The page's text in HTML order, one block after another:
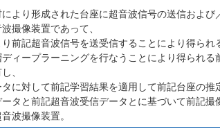
より形成された台座に超音波信号の送信およ
撮像装置であって、
前記超音波信号を送受信することにより得ら
ィープラーニングを行なうことにより得られ
、
に対して前記学習結果を適用して前記台座の
タと前記超音波受信データとに基づいて前記撮
波撮像装置。